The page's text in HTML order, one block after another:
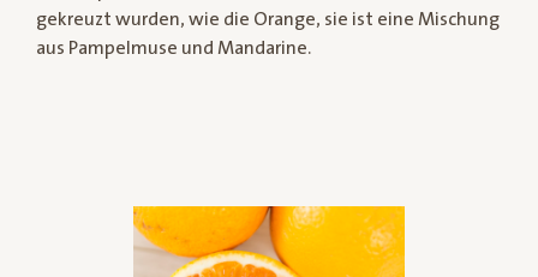
gekreuzt wurden, wie die Orange, sie ist eine Mischung
aus Pampelmuse und Mandarine.